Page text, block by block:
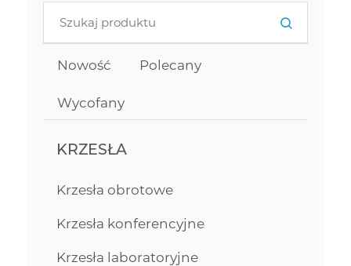
Nowość Polecany
KRZESŁA
Krzesła obrotowe
Krzesła konferencyjne
Krzesła laboratoryjne
Wycofany